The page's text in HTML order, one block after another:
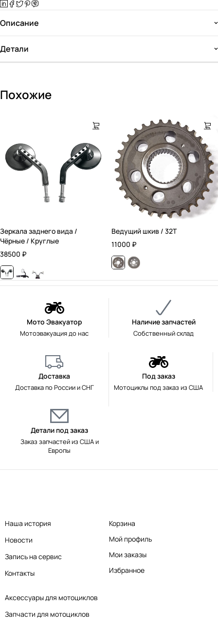
Описание
Детали
Похожие
Зеркала заднего вида /
Чёрные / Круглые
38500 ₽
Ведущий шкив / 32T
11000 ₽
Мото Эвакуатор
Мотоэвакуация до нас
Наличие запчастей
Собственный склад
Доставка
Доставка по России и СНГ
Под заказ
Мотоциклы под заказ из США
Детали под заказ
Заказ запчастей из США и
Европы
Аксессуары для мотоциклов
Запчасти для мотоциклов
Наша история
Новости
Запись на сервис
Контакты
Корзина
Мой профиль
Мои заказы
Избранное